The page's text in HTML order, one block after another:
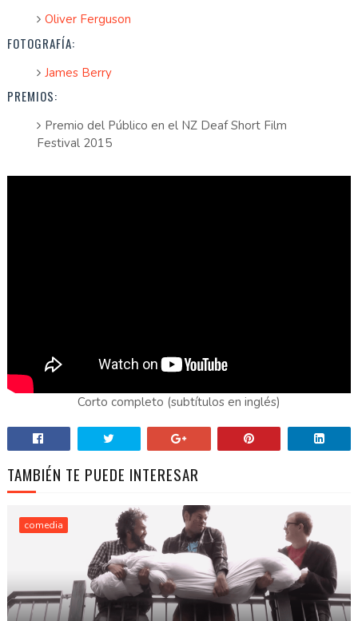
Oliver Ferguson
FOTOGRAFÍA:
James Berry
PREMIOS:
Premio del Público en el NZ Deaf Short Film
Festival 2015
Corto completo (subtítulos en inglés)
TAMBIÉN TE PUEDE INTERESAR
comedia